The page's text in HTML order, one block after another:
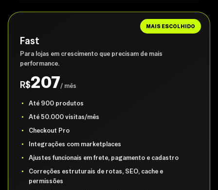
MAIS ESCOLHIDO
Fast
Para lojas em crescimento que precisam de mais
performance.
R$207/ mês
Até 900 produtos
Até 50.000 visitas/mês
Checkout Pro
Integrações com marketplaces
Ajustes funcionais em frete, pagamento e cadastro
Correções estruturais de rotas, SEO, cache e
permissões